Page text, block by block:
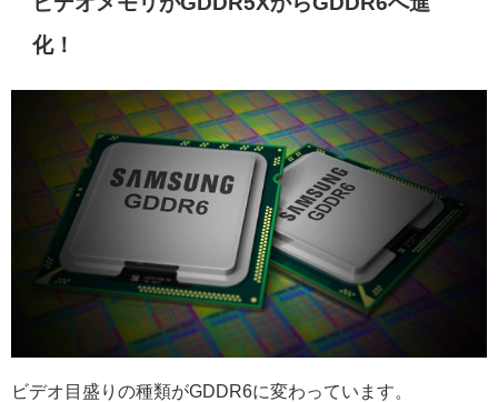
化！
ビデオ目盛りの種類がGDDR6に変わっています。